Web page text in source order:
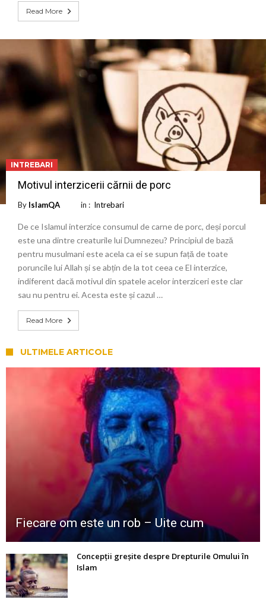
Read More
INTREBARI
Motivul interzicerii cărnii de porc
By IslamQA in : Intrebari
De ce Islamul interzice consumul de carne de porc, deși porcul
este una dintre creaturile lui Dumnezeu? Principiul de bază
pentru musulmani este acela ca ei se supun față de toate
poruncile lui Allah și se abțin de la tot ceea ce El interzice,
indiferent dacă motivul din spatele acelor interziceri este clar
sau nu pentru ei. Acesta este și cazul …
Read More
ULTIMELE ARTICOLE
Fiecare om este un rob – Uite cum
Concepții greșite despre Drepturile Omului în
Islam